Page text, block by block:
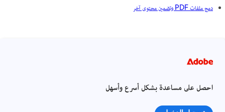
دمج ملفات PDF وتضمين محتوى آخر
احصل على مساعدة بشكل أسرع وأسهل